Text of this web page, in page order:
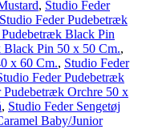
, Studio Feder
Studio Feder Pudebetræk
Black Pin
Black Pin 50 x 50 Cm.,
x 60 Cm., Studio Feder
Feder Pudebetræk
Pudebetræk Orchre 50 x
, Studio Feder Sengetøj
Baby/Junior